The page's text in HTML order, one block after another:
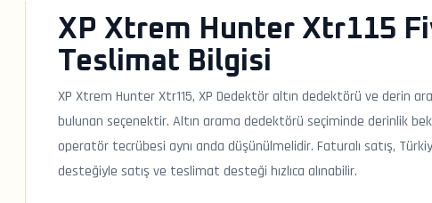
XP Xtrem Hunter Xtr115
Teslimat Bilgisi
XP Xtrem Hunter Xtr115, XP Dedektör altın dedektörü ve derin
bulunan seçenektir. Altın arama dedektörü seçiminde derinlik
operatör tecrübesi aynı anda düşünülmelidir. Faturalı satış,
desteğiyle satış ve teslimat desteği hızlıca alınabilir.